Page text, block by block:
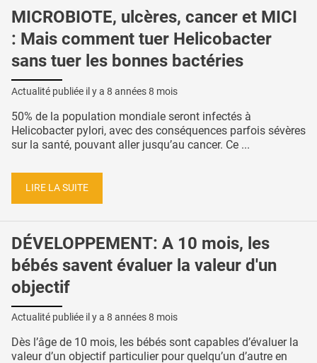
MICROBIOTE, ulcères, cancer et MICI
: Mais comment tuer Helicobacter
sans tuer les bonnes bactéries
Actualité publiée il y a 8 années 8 mois
50% de la population mondiale seront infectés à
Helicobacter pylori, avec des conséquences parfois sévères
sur la santé, pouvant aller jusqu’au cancer. Ce ...
LIRE LA SUITE
DÉVELOPPEMENT: A 10 mois, les
bébés savent évaluer la valeur d'un
objectif
Actualité publiée il y a 8 années 8 mois
Dès l’âge de 10 mois, les bébés sont capables d’évaluer la
valeur d’un objectif particulier pour quelqu’un d’autre en